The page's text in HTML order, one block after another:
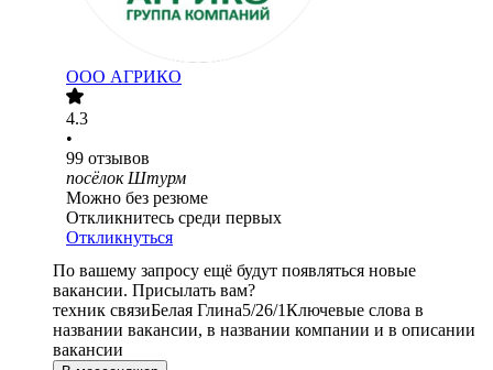
ООО АГРИКО
4.3
•
99 отзывов
посёлок Штурм
Можно без резюме
Откликнитесь среди первых
Откликнуться
По вашему запросу ещё будут появляться новые
вакансии. Присылать вам?
техник связиБелая Глина5/26/1Ключевые слова в
названии вакансии, в названии компании и в описании
вакансии